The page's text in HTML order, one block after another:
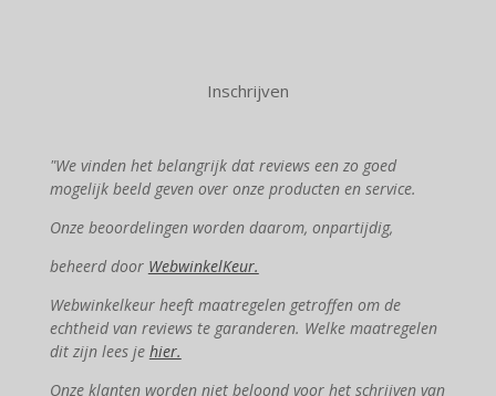
Inschrijven
"We vinden het belangrijk dat reviews een zo goed
mogelijk beeld geven over onze producten en service.
Onze beoordelingen worden daarom, onpartijdig,
beheerd door WebwinkelKeur.
Webwinkelkeur heeft maatregelen getroffen om de
echtheid van reviews te garanderen. Welke maatregelen
dit zijn lees je hier.
Onze klanten worden niet beloond voor het schrijven van